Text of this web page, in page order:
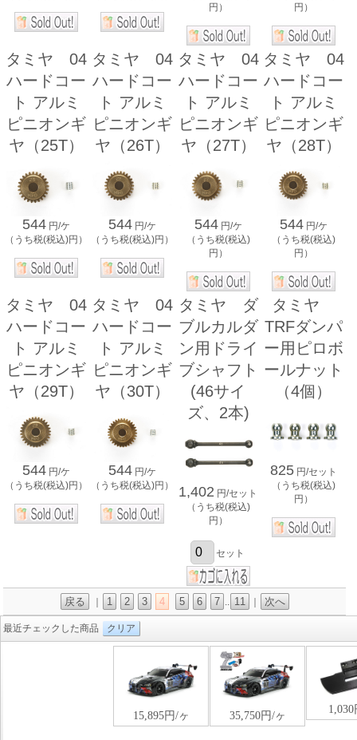
円）
円）
タミヤ 04
ハードコー
ト アルミ
ピニオンギ
ヤ（25T）
544 円/ケ
（うち税(税込)円）
タミヤ 04
ハードコー
ト アルミ
ピニオンギ
ヤ（26T）
544 円/ケ
（うち税(税込)円）
タミヤ 04
ハードコー
ト アルミ
ピニオンギ
ヤ（27T）
544 円/ケ
（うち税(税込)
円）
タミヤ 04
ハードコー
ト アルミ
ピニオンギ
ヤ（28T）
544 円/ケ
（うち税(税込)
円）
タミヤ 04
ハードコー
ト アルミ
ピニオンギ
ヤ（29T）
544 円/ケ
（うち税(税込)円）
タミヤ 04
ハードコー
ト アルミ
ピニオンギ
ヤ（30T）
544 円/ケ
（うち税(税込)円）
タミヤ ダ
ブルカルダ
ン用ドライ
ブシャフト
(46サイ
ズ、2本)
1,402 円/セット
（うち税(税込)
円）
セット
タミヤ
TRFダンパ
ー用ピロボ
ールナット
（4個）
825 円/セット
（うち税(税込)
円）
戻る 1 2 3 4 5 6 7 .. 11 次へ
最近チェックした商品 クリア